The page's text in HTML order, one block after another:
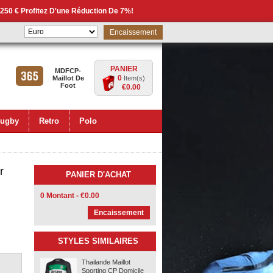
€ Profitez D'une Réduction De 7%!
Encaissement
PANIER
0 Item(s)
€0.00
MDFCP-
Maillot De
Foot
Retro Polo
PANIER D'ACHAT
0 Montant - €0.00
Encaissement
STYLES SIMILAIRES
Thailande Maillot
Sporting CP Domicile